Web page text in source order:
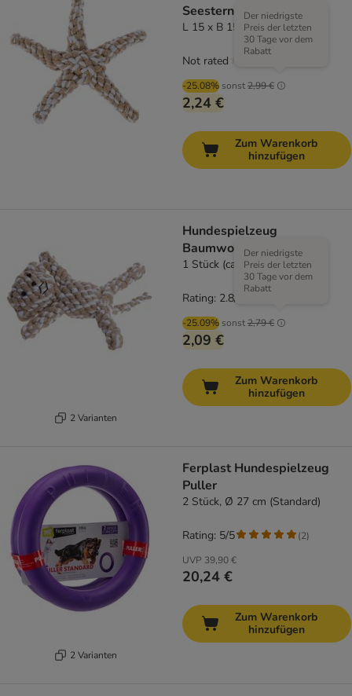
Seestern für Hunde
L 15 x B 15 x H 3,5 cm
-25.08% sonst2,99 €
Der niedrigste
Preis der letzten
30 Tage vor dem
Rabatt
2,24 €
Not rated
Zum Warenkorb
hinzufügen
2 Varianten
Hundespielzeug
Baumwolltau-Äffchen
1 Stück (ca. 18 cm)
-25.09% sonst2,79 €
Der niedrigste
Preis der letzten
30 Tage vor dem
Rabatt
2,09 €
Rating: 2.8/5
Zum Warenkorb
hinzufügen
2 Varianten
Ferplast Hundespielzeug
Puller
2 Stück, Ø 27 cm (Standard)
UVP 39,90 €
20,24 €
Rating: 5/5 (2)
Zum Warenkorb
hinzufügen